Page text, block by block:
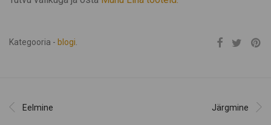
Kategooria - blogi.
Eelmine Järgmine